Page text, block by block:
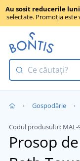
Au sosit reducerile
selectate. Promoția este
Gospodărie
Codul produsului: MAL-
Prosop